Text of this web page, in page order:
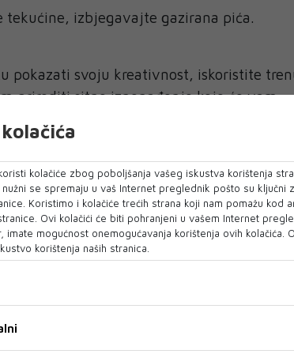
tekućine, izbjegavajte gazirana pića.
pokazati svoju kreativnost, iskoristite
prirediti sitno iznenađenje koje će vam
nemojte sjediti predugo u istom
mogu se provući nezapaženo, ali kasnije
u komunikaciji, vrijeme je da
odražava se na koncentraciju.
kolačiće zbog poboljšanja vašeg iskustva korištenja
se spremaju u vaš Internet preglednik pošto su ključni
Koristimo i kolačiće trećih strana koji nam pomažu kod
Ovi kolačići će biti pohranjeni u vašem Internet
imate mogućnost onemogućavanja korištenja ovih kolačića.
korištenja naših stranica.